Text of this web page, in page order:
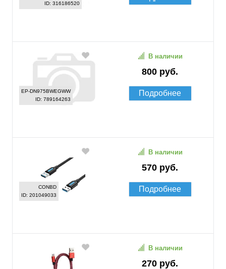
ID: 316186520
EP-DN975BWEGWW
ID: 789164263
800 руб.
В наличии
Подробнее
CONBD
ID: 201049033
570 руб.
В наличии
Подробнее
270 руб.
В наличии